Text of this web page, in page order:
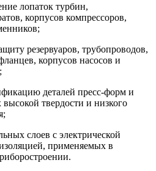
лопаток турбин,
корпусов компрессоров,
резервуаров, трубопроводов,
корпусов насосов и
деталей пресс-форм и
твердости и низкого
слоев с электрической
применяемых в